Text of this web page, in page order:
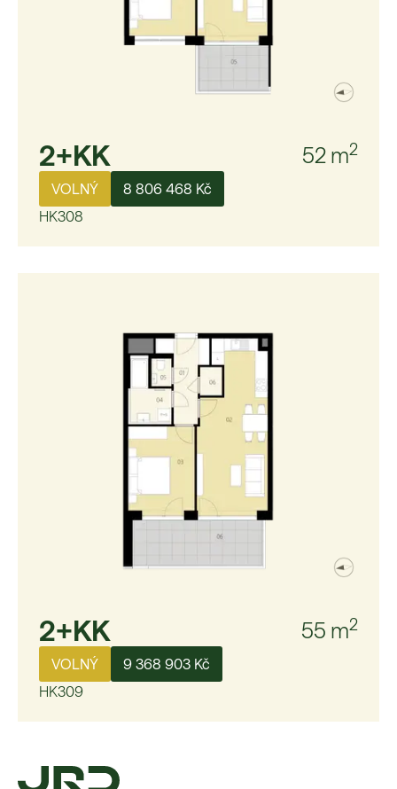
2+KK 52 m2
VOLNÝ
8 806 468 Kč
HK308
2+KK 55 m2
VOLNÝ
9 368 903 Kč
HK309